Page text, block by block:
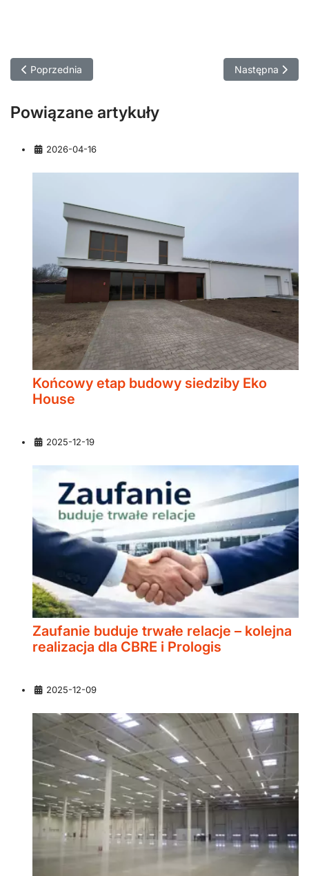
Poprzednia strona: Przebudowa salonu samochodowego
Poprzednia Następna
Następna
Powiązane artykuły
Końcowy etap budowy siedziby Eko
House
Szczegóły
2026-04-16
Zaufanie buduje trwałe relacje – kolejna
realizacja dla CBRE i Prologis
Szczegóły
2025-12-19
Szczegóły
2025-12-09